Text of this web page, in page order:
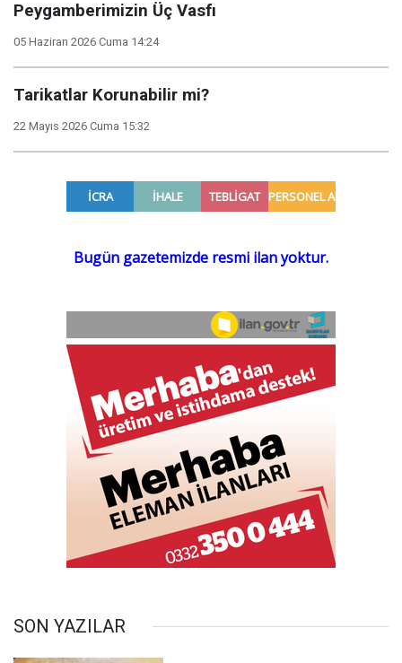
Peygamberimizin Üç Vasfı
05 Haziran 2026 Cuma 14:24
Tarikatlar Korunabilir mi?
22 Mayıs 2026 Cuma 15:32
SON YAZILAR